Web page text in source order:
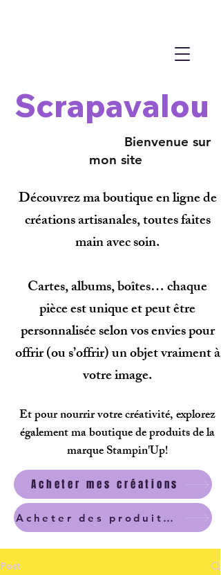
Scrapavalou
Bienvenue sur
mon site
Découvrez ma boutique en ligne de
créations artisanales, toutes faites
main avec soin.
Cartes, albums, boîtes… chaque
pièce est unique et peut être
personnalisée selon vos envies pour
offrir (ou s’offrir) un objet vraiment à
votre image.
Et pour nourrir votre créativité, explorez
également ma boutique de produits de la
marque Stampin'Up!
Acheter mes créations
Acheter des produits scrapbooking
Post